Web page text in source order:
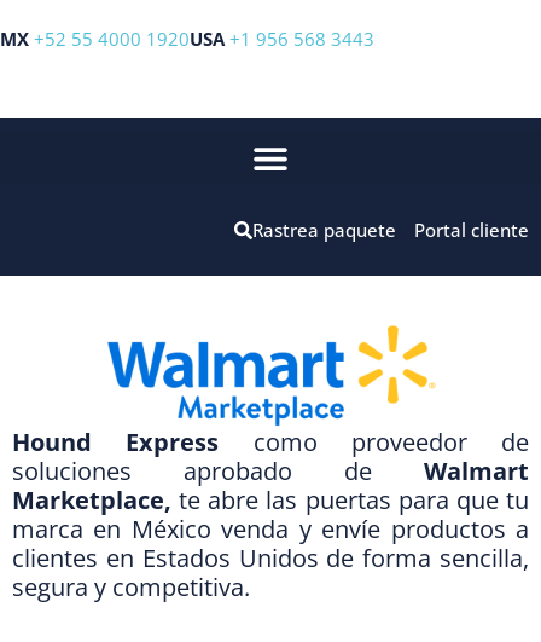
MX +52 55 4000 1920USA +1 956 568 3443
Portal cliente
Rastrea paquete
Hound Express como proveedor de
soluciones aprobado de Walmart
Marketplace, te abre las puertas para que tu
marca en México venda y envíe productos a
clientes en Estados Unidos de forma sencilla,
segura y competitiva.